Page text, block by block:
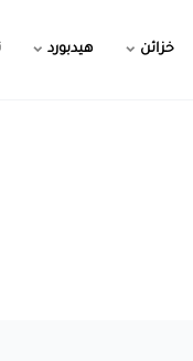
خزائن هيدبورد